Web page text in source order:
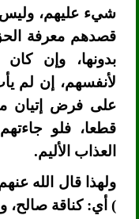
شيء عليهم، وليس
قصدهم معرفة الحق
بدونها، وإن كان
لأنفسهم، إن لم
على فرض إتيان
قطعا، فلو
العذاب الأليم.
ولهذا قال الله
) أي: كناقة